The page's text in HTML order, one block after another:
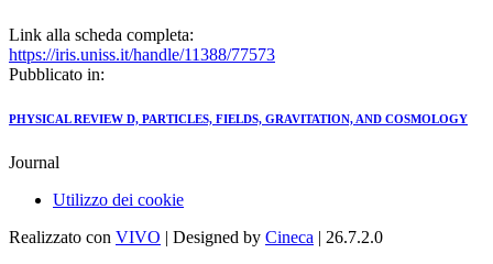
Link alla scheda completa:
https://iris.uniss.it/handle/11388/77573
Pubblicato in:
PHYSICAL REVIEW D, PARTICLES, FIELDS, GRAVITATION, AND COSMOLOGY
Journal
Utilizzo dei cookie
Realizzato con VIVO | Designed by Cineca | 26.7.2.0